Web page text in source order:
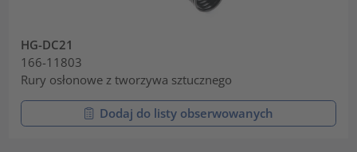
HG-DC21
166-11803
Rury osłonowe z tworzywa sztucznego
Dodaj do listy obserwowanych